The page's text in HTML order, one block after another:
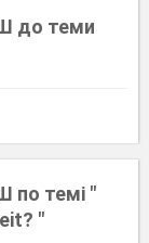
до теми
по темі "
"